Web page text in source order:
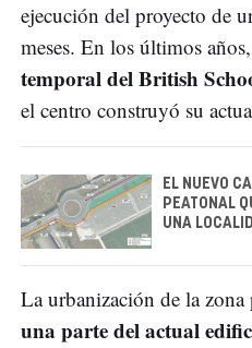
ejecución del proyecto de
meses. En los últimos
temporal del British
el centro construyó su
EL NUEVO
PEATONAL
UNA
La urbanización de la zona
una parte del actual